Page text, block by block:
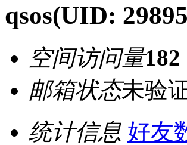
qsos(UID:
空间访问量182
邮箱状态未验
统计信息 好友